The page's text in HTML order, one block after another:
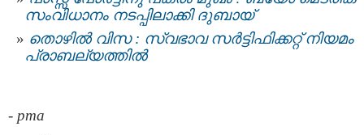
സംവിധാനം നടപ്പിലാക്കി ദുബായ്
തൊഴിൽ വിസ : സ്വഭാവ സർട്ടിഫിക്കറ്റ് നിയമം
പ്രാബല്യത്തിൽ
- pma